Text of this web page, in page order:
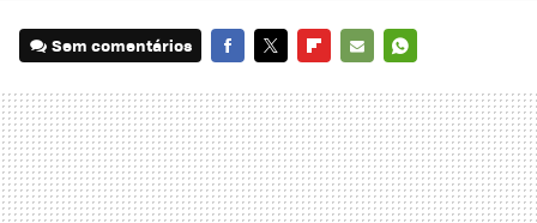
Sem comentários
MAIL